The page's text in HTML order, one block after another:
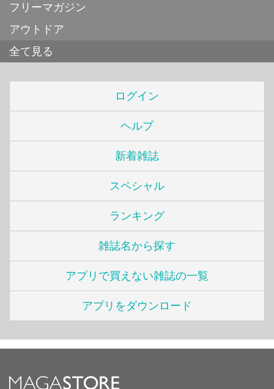
フリーマガジン
アウトドア
全て見る
ログイン
ヘルプ
新着雑誌
スペシャル
ランキング
雑誌名から探す
アプリで買えない雑誌の一覧
アプリをダウンロード